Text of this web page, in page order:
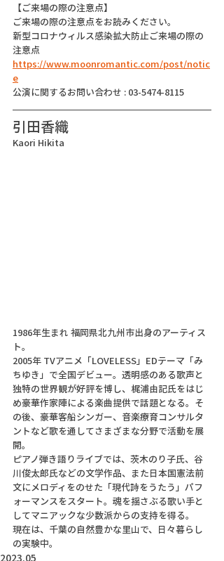
【ご来場の際の注意点】
ご来場の際の注意点をお読みください。
新型コロナウィルス感染拡大防止ご来場の際の
注意点
https://www.moonromantic.com/post/notic
e
公演に関するお問い合わせ : 03-5474-8115
引田香織
Kaori Hikita
1986年生まれ 福岡県北九州市出身のアーティス
ト。
2005年 TVアニメ「LOVELESS」EDテーマ「み
ちゆき」で全国デビュー。透明感のある歌声と
独特の世界観が好評を博し、梶浦由記氏をはじ
め豪華作家陣による楽曲提供で話題となる。そ
の後、豪華客船シンガー、音楽療育コンサルタ
ントなど歌を通してさまざまな分野で活動を展
開。
ピアノ弾き語りライブでは、茨木のり子氏、谷
川俊太郎氏などの文学作品、また日本国憲法前
文にメロディをのせた「現代詩をうたう」パフ
ォーマンスをスタート。魂を揺さぶる歌い手と
してマニアックな少数派からの支持を得る。
現在は、千葉の自然豊かな里山で、日々暮らし
の実験中。
2023.05